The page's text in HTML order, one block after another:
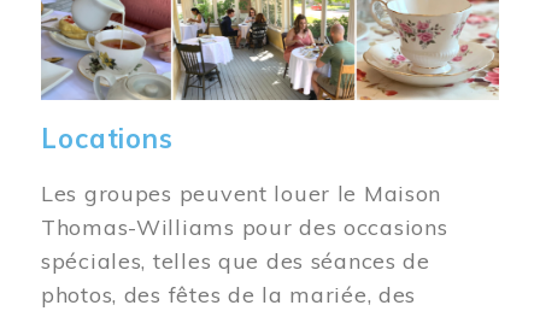
Locations
Les groupes peuvent louer le Maison
Thomas-Williams pour des occasions
spéciales, telles que des séances de
photos, des fêtes de la mariée, des